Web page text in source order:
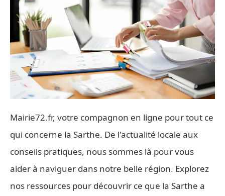
Mairie72.fr, votre compagnon en ligne pour tout ce
qui concerne la Sarthe. De l'actualité locale aux
conseils pratiques, nous sommes là pour vous
aider à naviguer dans notre belle région. Explorez
nos ressources pour découvrir ce que la Sarthe a